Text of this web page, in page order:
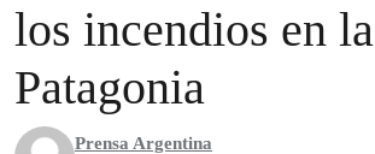
los incendios en la
Patagonia
Prensa Argentina